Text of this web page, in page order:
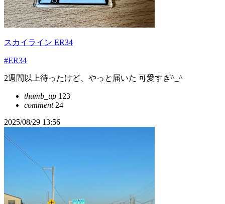
スカイライン ER34
#ER34
2週間以上待ったけど、やっと届いた 可愛すぎ^_^
thumb_up 123
comment24
2025/08/29 13:56